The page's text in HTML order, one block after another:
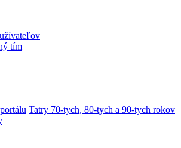
tím
Tatry 70-tych, 80-tych a 90-tych rokov